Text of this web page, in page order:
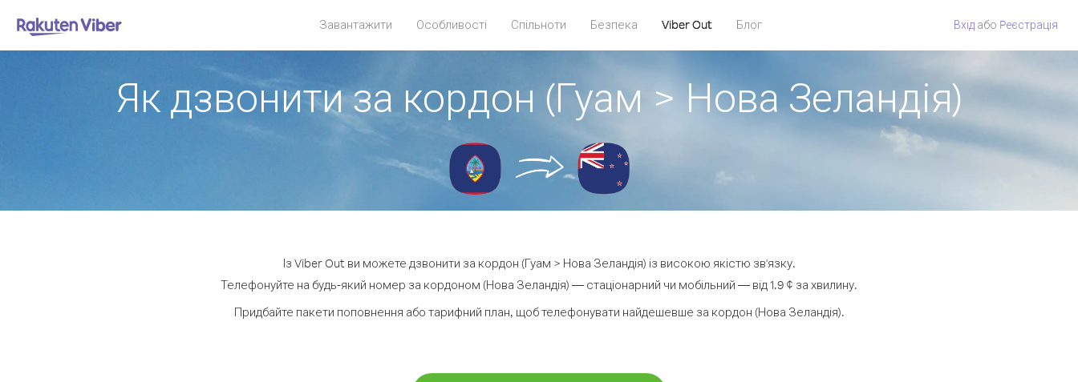
Завантажити Особливості Спільноти Безпека Viber Out Блог Вхід або Pеєстрація
Як дзвонити за кордон (Гуам > Нова Зеландія)
Із Viber Out ви можете дзвонити за кордон (Гуам > Нова Зеландія) із високою якістю зв'язку.
Телефонуйте на будь-який номер за кордоном (Нова Зеландія) — стаціонарний чи мобільний — від 1.9 ¢ за хвилину.
Придбайте пакети поповнення або тарифний план, щоб телефонувати найдешевше за кордон (Нова Зеландія).